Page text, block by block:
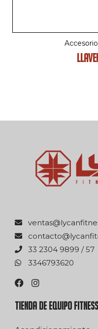
75 / 9989 4032 33
0263976433
TIENDA DE EQUIPO FITNESS